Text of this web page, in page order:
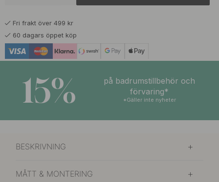
Fri frakt över 499 kr
60 dagars öppet köp
15%
på badrumstillbehör och
förvaring*
*Gäller inte nyheter
BESKRIVNING
MÅTT & MONTERING